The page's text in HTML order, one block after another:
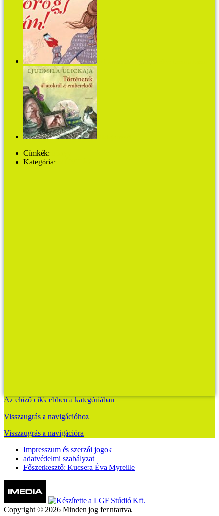
Címkék:
Kategória:
Az előző cikk ebben a kategóriában
Visszaugrás a navigációhoz
Visszaugrás a navigációra
Impresszum és szerzői jogok
adatvédelmi szabályzat
Főszerkesztő: Kucsera Éva Myreille
Copyright © 2026 Minden jog fenntartva.